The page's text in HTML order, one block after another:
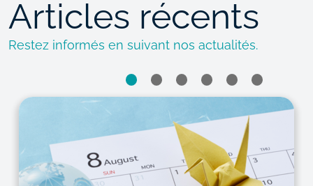
Articles récents
Restez informés en suivant nos actualités.